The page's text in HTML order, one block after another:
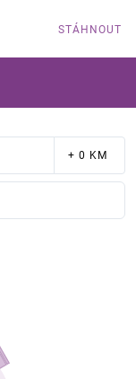
STÁHNOUT
+ 0 KM